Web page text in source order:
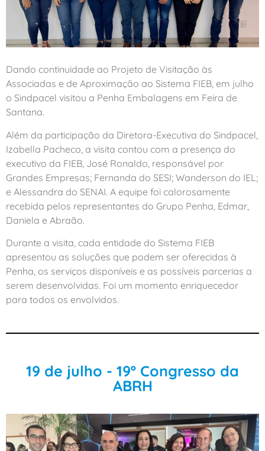
Dando continuidade ao Projeto de Visitação às
Associadas e de Aproximação ao Sistema FIEB, em julho
o Sindpacel visitou a Penha Embalagens em Feira de
Santana.
Além da participação da Diretora-Executiva do Sindpacel,
Izabella Pacheco, a visita contou com a presença do
executivo da FIEB, José Ronaldo, responsável por
Grandes Empresas; Fernanda do SESI; Wanderson do IEL;
e Alessandra do SENAI. A equipe foi calorosamente
recebida pelos representantes do Grupo Penha, Edmar,
Daniela e Abraão.
Durante a visita, cada entidade do Sistema FIEB
apresentou as soluções que podem ser oferecidas à
Penha, os serviços disponíveis e as possíveis parcerias a
serem desenvolvidas. Foi um momento enriquecedor
para todos os envolvidos.
19 de julho - 19º Congresso da
ABRH